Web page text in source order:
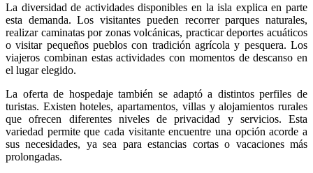
La diversidad de actividades disponibles en la isla explica en parte
esta demanda. Los visitantes pueden recorrer parques naturales,
realizar caminatas por zonas volcánicas, practicar deportes acuáticos
o visitar pequeños pueblos con tradición agrícola y pesquera. Los
viajeros combinan estas actividades con momentos de descanso en
el lugar elegido.
La oferta de hospedaje también se adaptó a distintos perfiles de
turistas. Existen hoteles, apartamentos, villas y alojamientos rurales
que ofrecen diferentes niveles de privacidad y servicios. Esta
variedad permite que cada visitante encuentre una opción acorde a
sus necesidades, ya sea para estancias cortas o vacaciones más
prolongadas.